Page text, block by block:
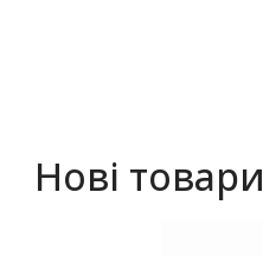
Нові товари